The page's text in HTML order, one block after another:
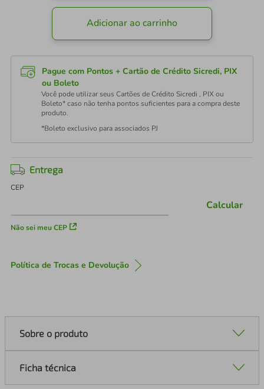
Adicionar ao carrinho
Pague com Pontos + Cartão de Crédito Sicredi, PIX
ou Boleto
Você pode utilizar seus Cartões de Crédito Sicredi , PIX ou
Boleto* caso não tenha pontos suficientes para a compra deste
produto.
*Boleto exclusivo para associados PJ
Entrega
CEP
Não sei meu CEP
Calcular
Política de Trocas e Devolução
Sobre o produto
Ficha técnica